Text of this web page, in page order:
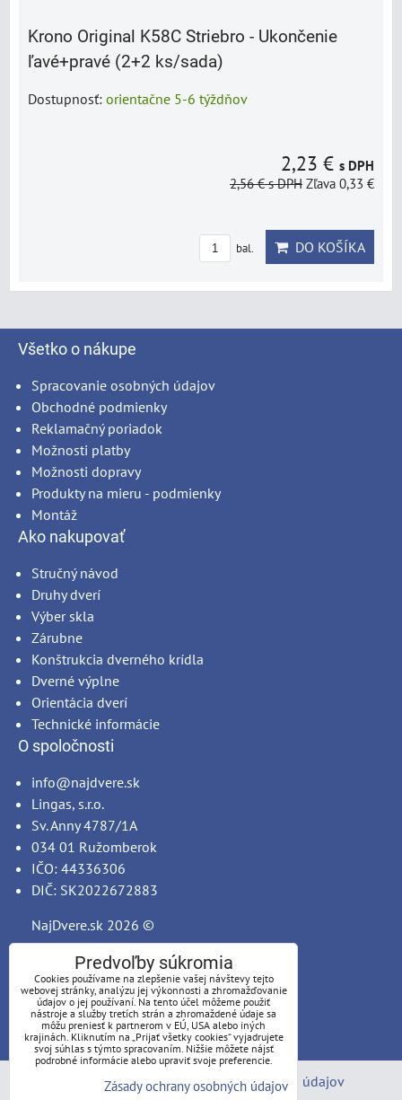
Krono Original K58C Striebro - Ukončenie
ľavé+pravé (2+2 ks/sada)
Dostupnosť: orientačne 5-6 týždňov
2,23 € s DPH
2,56 €s DPH Zľava 0,33 €
bal. DO KOŠÍKA
Všetko o nákupe
Spracovanie osobných údajov
Obchodné podmienky
Reklamačný poriadok
Možnosti platby
Možnosti dopravy
Produkty na mieru - podmienky
Montáž
Ako nakupovať
Stručný návod
Druhy dverí
Výber skla
Zárubne
Konštrukcia dverného krídla
Dverné výplne
Orientácia dverí
Technické informácie
O spoločnosti
info@najdvere.sk
Lingas, s.r.o.
Sv. Anny 4787/1A
034 01 Ružomberok
IČO: 44336306
DIČ: SK2022672883
NajDvere.sk 2026 ©
Predvoľby súkromia Zásady ochrany osobných údajov
Predvoľby súkromia
Cookies používame na zlepšenie vašej návštevy tejto
webovej stránky, analýzu jej výkonnosti a zhromažďovanie
údajov o jej používaní. Na tento účel môžeme použiť
nástroje a služby tretích strán a zhromaždené údaje sa
môžu preniesť k partnerom v EÚ, USA alebo iných
krajinách. Kliknutím na „Prijať všetky cookies“ vyjadrujete
svoj súhlas s týmto spracovaním. Nižšie môžete nájsť
podrobné informácie alebo upraviť svoje preferencie.
Zásady ochrany osobných údajov